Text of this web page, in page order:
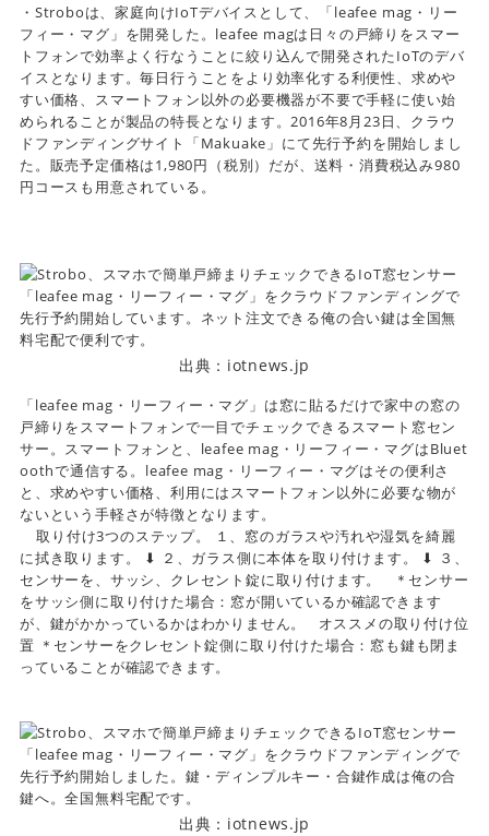
・Stroboは、家庭向けIoTデバイスとして、「leafee mag・リー
フィー・マグ」を開発した。leafee magは日々の戸締りをスマー
トフォンで効率よく行なうことに絞り込んで開発されたIoTのデバ
イスとなります。毎日行うことをより効率化する利便性、求めや
すい価格、スマートフォン以外の必要機器が不要で手軽に使い始
められることが製品の特長となります。2016年8月23日、クラウ
ドファンディングサイト「Makuake」にて先行予約を開始しまし
た。販売予定価格は1,980円（税別）だが、送料・消費税込み980
円コースも用意されている。
出典：iotnews.jp
「leafee mag・リーフィー・マグ」は窓に貼るだけで家中の窓の
戸締りをスマートフォンで一目でチェックできるスマート窓セン
サー。スマートフォンと、leafee mag・リーフィー・マグはBluet
oothで通信する。leafee mag・リーフィー・マグはその便利さ
と、求めやすい価格、利用にはスマートフォン以外に必要な物が
ないという手軽さが特徴となります。
取り付け3つのステップ。 １、窓のガラスや汚れや湿気を綺麗
に拭き取ります。 ⬇︎ ２、ガラス側に本体を取り付けます。 ⬇︎ ３、
センサーを、サッシ、クレセント錠に取り付けます。 ＊センサー
をサッシ側に取り付けた場合：窓が開いているか確認できます
が、鍵がかかっているかはわかりません。 オススメの取り付け位
置 ＊センサーをクレセント錠側に取り付けた場合：窓も鍵も閉ま
っていることが確認できます。
出典：iotnews.jp